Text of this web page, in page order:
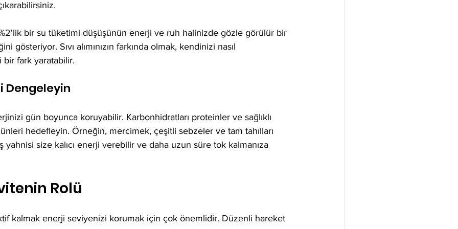
bir su tüketimi düşüşünün enerji ve ruh halinizde gözle görülür bir
gösteriyor. Sıvı alımınızın farkında olmak, kendinizi nasıl
fark yaratabilir.
Dengeleyin
gün boyunca koruyabilir. Karbonhidratları proteinler ve sağlıklı
hedefleyin. Örneğin, mercimek, çeşitli sebzeler ve tam tahılları
yahnisi size kalıcı enerji verebilir ve daha uzun süre tok kalmanıza
Rolü
kalmak enerji seviyenizi korumak için çok önemlidir. Düzenli hareket